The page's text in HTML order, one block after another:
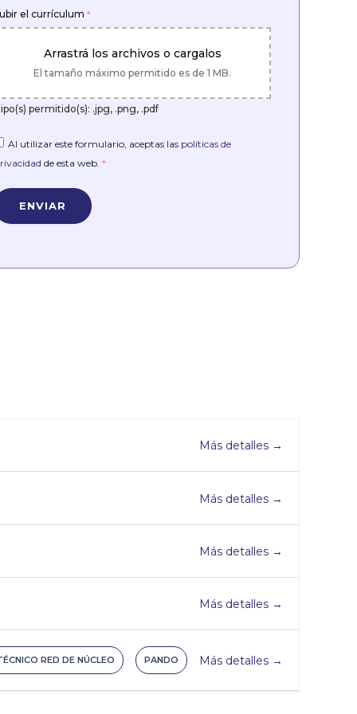
el currículum *
Arrastrá los archivos o cargalos
El tamaño máximo permitido es de 1 MB.
permitido(s): .jpg, .png, .pdf
Al utilizar este formulario, aceptas las políticas de
de esta web. *
Más detalles
Más detalles
Más detalles
Más detalles
RED DE NÚCLEO PANDO Más detalles